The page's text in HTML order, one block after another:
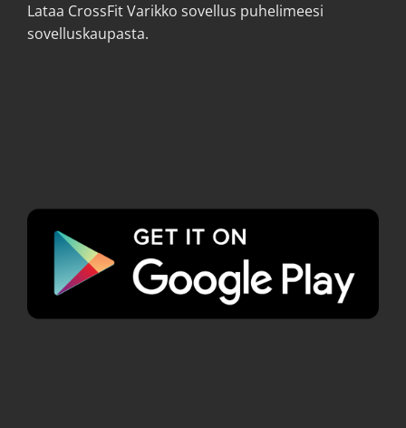
Lataa CrossFit Varikko sovellus puhelimeesi
sovelluskaupasta.